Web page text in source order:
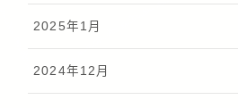
2025年1月
2024年12月